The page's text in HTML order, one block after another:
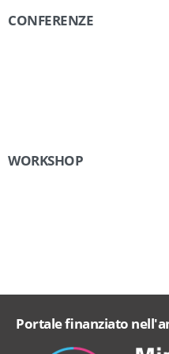
CONFERENZE
WORKSHOP
Portale finanziato